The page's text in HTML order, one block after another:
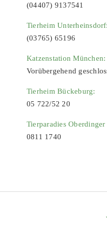
(04407) 9137541
Tierheim Unterheinsdorf:
(03765) 65196
Katzenstation München:
Vorübergehend
Tierheim Bückeburg:
05 722/52 20
Tierparadies Oberdinger
0811 1740